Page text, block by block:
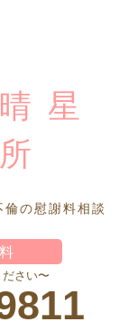
星
の慰謝料相談
さい〜